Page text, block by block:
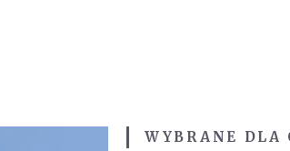
WYBRANE DLA